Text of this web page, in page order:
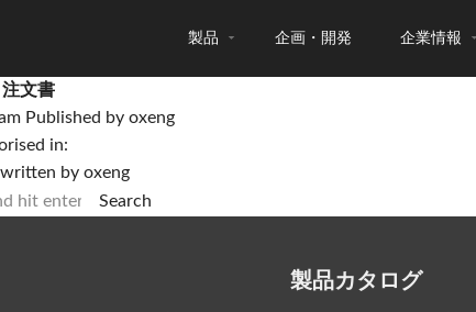
製品 企画・開発 企業情報
注文書
Published by oxeng
in:
by oxeng
Search
製品カタログ